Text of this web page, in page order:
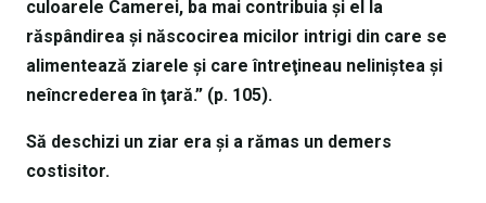
culoarele Camerei, ba mai contribuia şi el la
răspândirea şi născocirea micilor intrigi din care se
alimentează ziarele şi care întreţineau neliniştea şi
neîncrederea în ţară.” (p. 105).
Să deschizi un ziar era şi a rămas un demers
costisitor.